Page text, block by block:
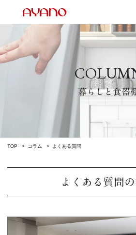
暮らしと食器
TOP コラム よくある質問
よくある質問